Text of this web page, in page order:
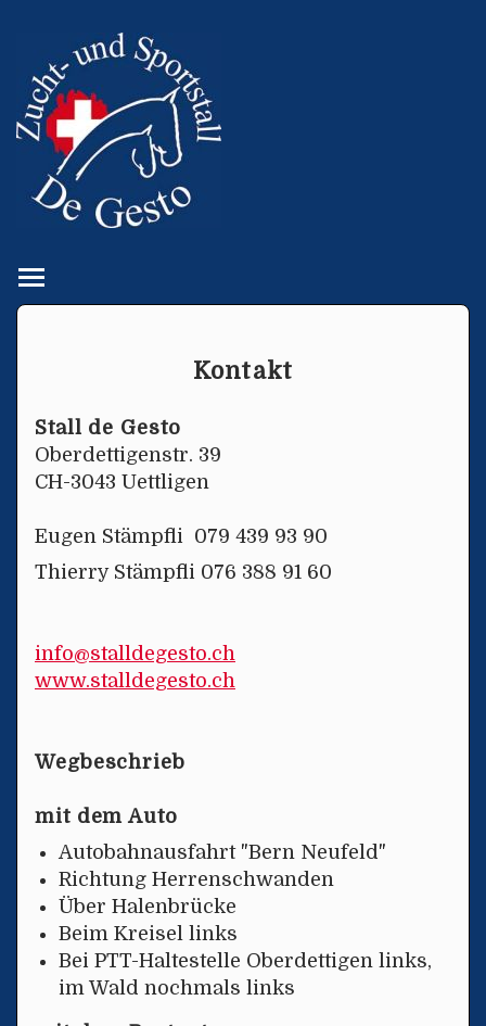
Kontakt
Stall de Gesto
Oberdettigenstr. 39
CH-3043 Uettligen
Eugen Stämpfli 079 439 93 90
Thierry Stämpfli 076 388 91 60
info@stalldegesto.ch
www.stalldegesto.ch
Wegbeschrieb
mit dem Auto
Autobahnausfahrt "Bern Neufeld"
Richtung Herrenschwanden
Über Halenbrücke
Beim Kreisel links
Bei PTT-Haltestelle Oberdettigen links,
im Wald nochmals links